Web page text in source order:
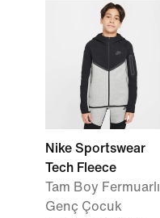
Nike Sportswear
Tech Fleece
Tam Boy Fermuarlı
Genç Çocuk